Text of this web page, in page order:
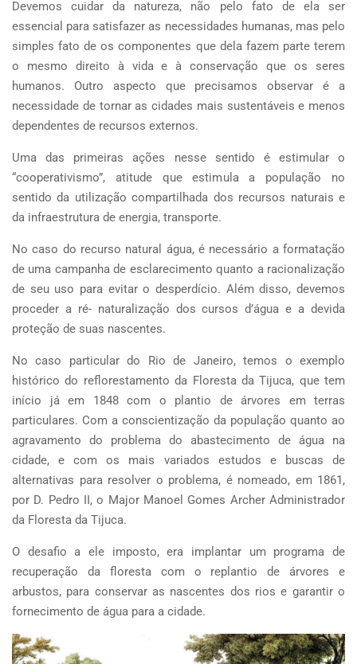
Devemos cuidar da natureza, não pelo fato de ela ser
essencial para satisfazer as necessidades humanas, mas pelo
simples fato de os componentes que dela fazem parte terem
o mesmo direito à vida e à conservação que os seres
humanos. Outro aspecto que precisamos observar é a
necessidade de tornar as cidades mais sustentáveis e menos
dependentes de recursos externos.
Uma das primeiras ações nesse sentido é estimular o
“cooperativismo”, atitude que estimula a população no
sentido da utilização compartilhada dos recursos naturais e
da infraestrutura de energia, transporte.
No caso do recurso natural água, é necessário a formatação
de uma campanha de esclarecimento quanto a racionalização
de seu uso para evitar o desperdício. Além disso, devemos
proceder a ré- naturalização dos cursos d’água e a devida
proteção de suas nascentes.
No caso particular do Rio de Janeiro, temos o exemplo
histórico do reflorestamento da Floresta da Tijuca, que tem
início já em 1848 com o plantio de árvores em terras
particulares. Com a conscientização da população quanto ao
agravamento do problema do abastecimento de água na
cidade, e com os mais variados estudos e buscas de
alternativas para resolver o problema, é nomeado, em 1861,
por D. Pedro II, o Major Manoel Gomes Archer Administrador
da Floresta da Tijuca.
O desafio a ele imposto, era implantar um programa de
recuperação da floresta com o replantio de árvores e
arbustos, para conservar as nascentes dos rios e garantir o
fornecimento de água para a cidade.